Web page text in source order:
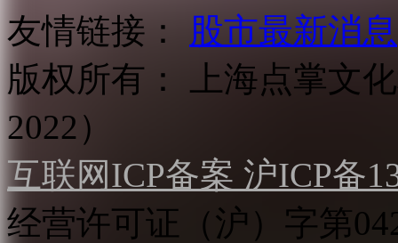
友情链接：
股市最新消息
版权所有：
上海点掌文
2022）
互联网ICP备案 沪ICP备
经营许可证（沪）字第